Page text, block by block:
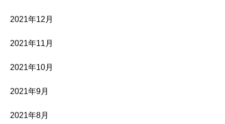
2021年12月
2021年11月
2021年10月
2021年9月
2021年8月